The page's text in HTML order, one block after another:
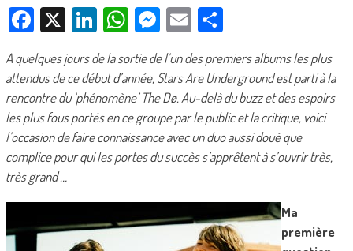
Facebook
X LinkedIn
WhatsApp
Messenger
EmailPartager
A quelques jours de la sortie de l’un des premiers albums les plus
attendus de ce début d’année, Stars Are Underground est parti à la
rencontre du ‘phénomène’ The Dø. Au-delà du buzz et des espoirs
les plus fous portés en ce groupe par le public et la critique, voici
l’occasion de faire connaissance avec un duo aussi doué que
complice pour qui les portes du succès s’apprêtent à s’ouvrir très,
très grand …
Ma
première